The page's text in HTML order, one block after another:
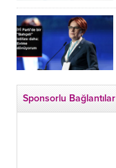
Sponsorlu Bağlantılar